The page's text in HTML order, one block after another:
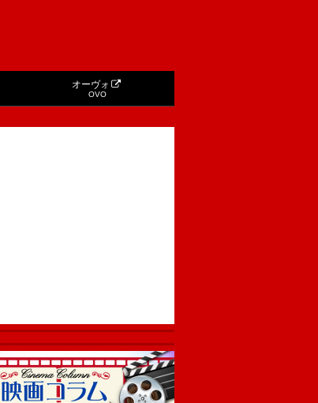
オーヴォ
OVO